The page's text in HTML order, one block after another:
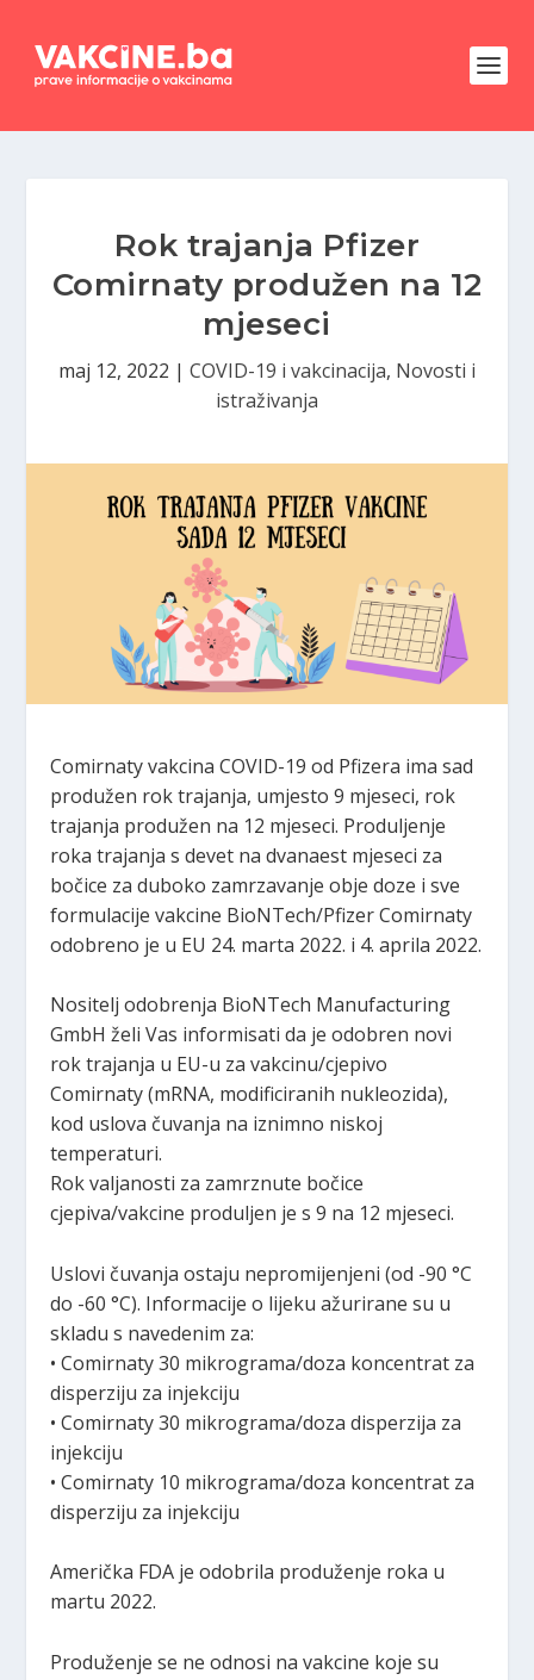
Rok trajanja Pfizer
Comirnaty produžen na 12
mjeseci
maj 12, 2022 | COVID-19 i vakcinacija, Novosti i
istraživanja
Comirnaty vakcina COVID-19 od Pfizera ima sad
produžen rok trajanja, umjesto 9 mjeseci, rok
trajanja produžen na 12 mjeseci. Produljenje
roka trajanja s devet na dvanaest mjeseci za
bočice za duboko zamrzavanje obje doze i sve
formulacije vakcine BioNTech/Pfizer Comirnaty
odobreno je u EU 24. marta 2022. i 4. aprila 2022.
Nositelj odobrenja BioNTech Manufacturing
GmbH želi Vas informisati da je odobren novi
rok trajanja u EU-u za vakcinu/cjepivo
Comirnaty (mRNA, modificiranih nukleozida),
kod uslova čuvanja na iznimno niskoj
temperaturi.
Rok valjanosti za zamrznute bočice
cjepiva/vakcine produljen je s 9 na 12 mjeseci.
Uslovi čuvanja ostaju nepromijenjeni (od -90 °C
do -60 °C). Informacije o lijeku ažurirane su u
skladu s navedenim za:
• Comirnaty 30 mikrograma/doza koncentrat za
disperziju za injekciju
• Comirnaty 30 mikrograma/doza disperzija za
injekciju
• Comirnaty 10 mikrograma/doza koncentrat za
disperziju za injekciju
Američka FDA je odobrila produženje roka u
martu 2022.
Produženje se ne odnosi na vakcine koje su